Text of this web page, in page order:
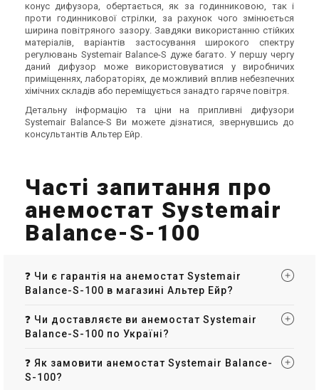
конус дифузора, обертається, як за годинниковою, так і
проти годинникової стрілки, за рахунок чого змінюється
ширина повітряного зазору. Завдяки використанню стійких
матеріалів, варіантів застосування широкого спектру
регулювань Systemair Balance-S дуже багато. У першу чергу
даний дифузор може використовуватися у виробничих
приміщеннях, лабораторіях, де можливий вплив небезпечних
хімічних складів або переміщується занадто гаряче повітря.
Детальну інформацію та ціни на припливні дифузори
Systemair Balance-S Ви можете дізнатися, звернувшись до
консультантів Альтер Ейр.
Часті запитання про
анемостат Systemair
Balance-S-100
❓ Чи є гарантія на анемостат Systemair
Balance-S-100 в магазині Альтер Ейр?
❓ Чи доставляєте ви анемостат Systemair
Balance-S-100 по Україні?
❓ Як замовити анемостат Systemair Balance-
S-100?